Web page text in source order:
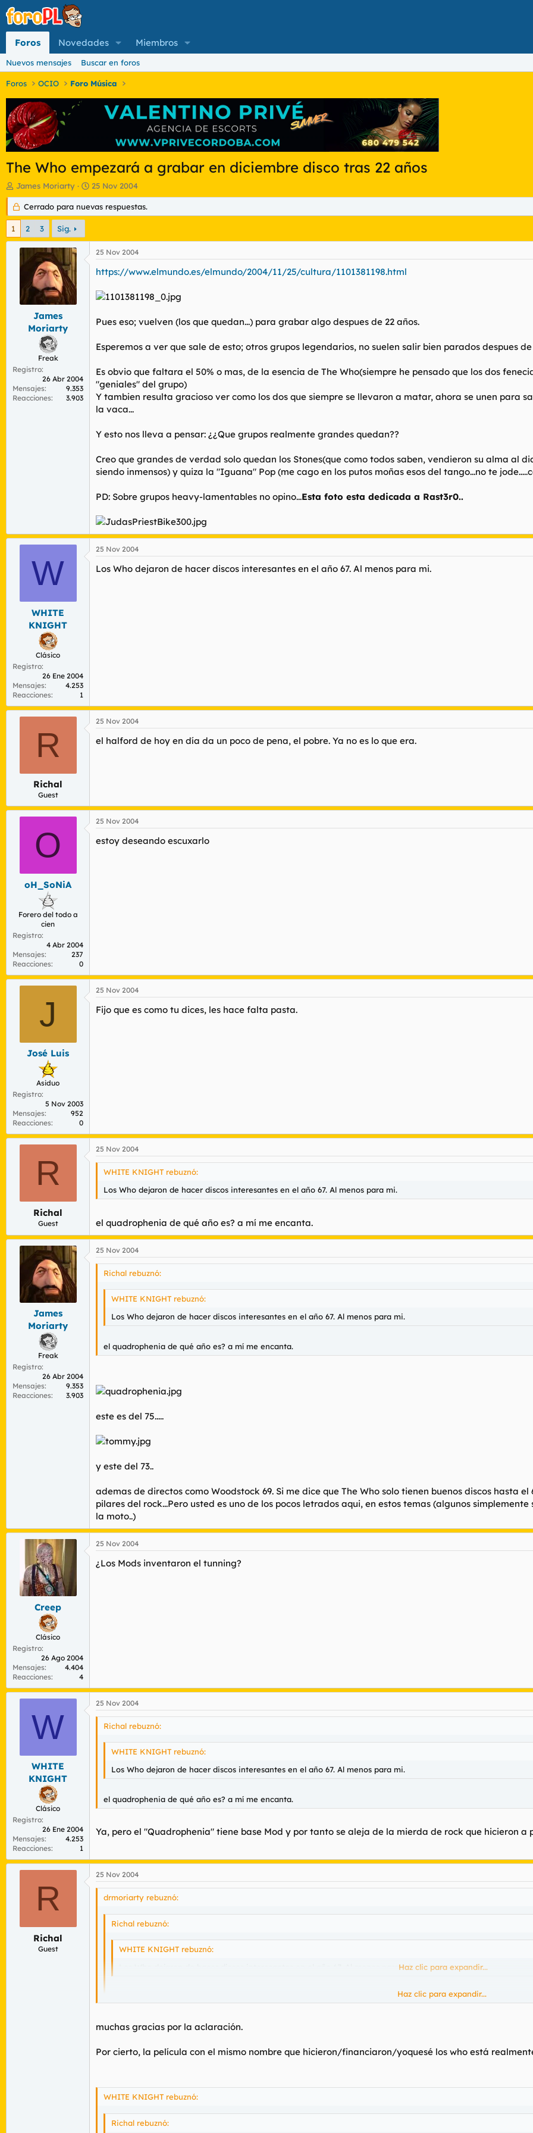
Foros Novedades Miembros
Nuevos mensajes Buscar en foros
Foros OCIO Foro Música
The Who empezará a grabar en diciembre disco tras 22 años
I
n
i
c
a
d
James Moriarty
F
e
c
h
25 Nov 2004
Cerrado para nuevas respuestas.
1 2 3 Sig.
James
Moriarty
Freak
Registro
26 Abr 2004
Mensajes
9.353
Reacciones
3.903
25 Nov 2004
https://www.elmundo.es/elmundo/2004/11/25/cultura/1101381198.html
Pues eso; vuelven (los que quedan...) para grabar algo despues de 22 años.
Esperemos a ver que sale de esto; otros grupos legendarios, no suelen salir bien parados despues
Es obvio que faltara el 50% o mas, de la esencia de The Who(siempre he pensado que los dos
"geniales" del grupo)
Y tambien resulta gracioso ver como los dos que siempre se llevaron a matar, ahora se unen para
la vaca...
Y esto nos lleva a pensar: ¿¿Que grupos realmente grandes quedan??
Creo que grandes de verdad solo quedan los Stones(que como todos saben, vendieron su alma al
siendo inmensos) y quiza la "Iguana" Pop (me cago en los putos moñas esos del tango...no te
PD: Sobre grupos heavy-lamentables no opino...Esta foto esta dedicada a Rast3r0..
W
WHITE
KNIGHT
Clásico
Registro
26 Ene 2004
Mensajes
4.253
Reacciones
1
25 Nov 2004
Los Who dejaron de hacer discos interesantes en el año 67. Al menos para mi.
R
Richal
Guest
25 Nov 2004
el halford de hoy en día da un poco de pena, el pobre. Ya no es lo que era.
O
oH_SoNiA
Forero del todo a
cien
Registro
4 Abr 2004
Mensajes
237
Reacciones
0
25 Nov 2004
estoy deseando escuxarlo
J
José Luis
Asiduo
Registro
5 Nov 2003
Mensajes
952
Reacciones
0
25 Nov 2004
Fijo que es como tu dices, les hace falta pasta.
R
Richal
Guest
25 Nov 2004
WHITE KNIGHT rebuznó:
Los Who dejaron de hacer discos interesantes en el año 67. Al menos para mi.
el quadrophenia de qué año es? a mí me encanta.
James
Moriarty
Freak
Registro
26 Abr 2004
Mensajes
9.353
Reacciones
3.903
25 Nov 2004
Richal rebuznó:
WHITE KNIGHT rebuznó:
Los Who dejaron de hacer discos interesantes en el año 67. Al menos para mi.
el quadrophenia de qué año es? a mí me encanta.
este es del 75.....
y este del 73..
ademas de directos como Woodstock 69. Si me dice que The Who solo tienen buenos discos hasta
pilares del rock...Pero usted es uno de los pocos letrados aqui, en estos temas (algunos
la moto..)
Creep
Clásico
Registro
26 Ago 2004
Mensajes
4.404
Reacciones
4
25 Nov 2004
¿Los Mods inventaron el tunning?
W
WHITE
KNIGHT
Clásico
Registro
26 Ene 2004
Mensajes
4.253
Reacciones
1
25 Nov 2004
Richal rebuznó:
WHITE KNIGHT rebuznó:
Los Who dejaron de hacer discos interesantes en el año 67. Al menos para mi.
el quadrophenia de qué año es? a mí me encanta.
Ya, pero el "Quadrophenia" tiene base Mod y por tanto se aleja de la mierda de rock que hicieron a
R
Richal
Guest
25 Nov 2004
drmoriarty rebuznó:
Richal rebuznó:
WHITE KNIGHT rebuznó:
Los Who dejaron de hacer discos interesantes en el año 67. Al menos para mi.Haz clic para expandir...
Haz clic para expandir...
este es del 75.....
Haz clic para expandir...
muchas gracias por la aclaración.
Por cierto, la película con el mismo nombre que hicieron/financiaron/yoquesé los who está
WHITE KNIGHT rebuznó:
Richal rebuznó: